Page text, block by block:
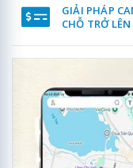
GIẢI PHÁP
CHỖ TRỞ